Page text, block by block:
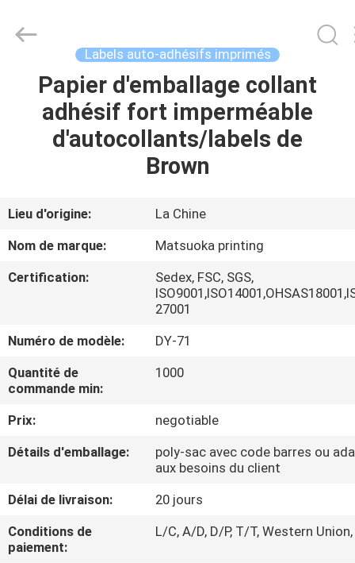
MAISON
PRODUITS
SUJET
DE
NOUS
D'USINE
CONTRÔLE
DE
QUALITÉ
CONTACTEZ-
NOUS
printing
co.,LTD.
Labels auto-adhésifs imprimés
Papier d'emballage collant
adhésif fort imperméable
d'autocollants/labels de
Brown
Lieu d'origine:
La Chine
Nom de marque:
Matsuoka printing
Certification:
Sedex, FSC, SGS,
27001
Numéro de modèle:
DY-71
Quantité de
commande min:
1000
Prix:
negotiable
Détails d'emballage:
poly-sac avec code barres ou
aux besoins du client
Délai de livraison:
20 jours
Conditions de
paiement:
L/C, A/D, D/P, T/T, Western Union,